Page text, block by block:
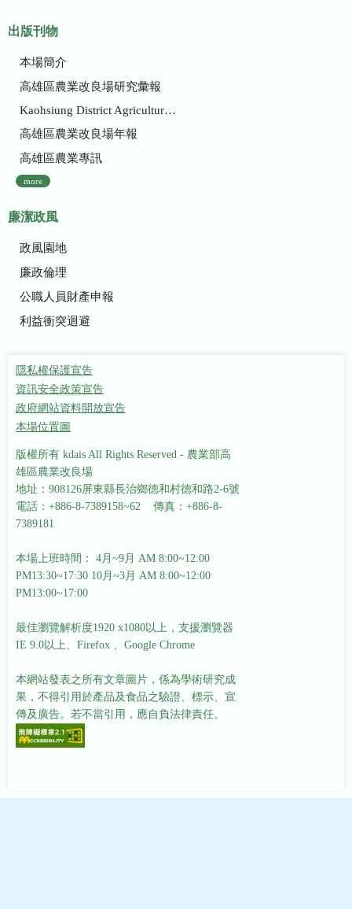
出版刊物
本場簡介
高雄區農業改良場研究彙報
Kaohsiung District Agricultural Research and Extension Station
高雄區農業改良場年報
高雄區農業專訊
more
廉潔政風
政風園地
廉政倫理
公職人員財產申報
利益衝突迴避
隱私權保護宣告
資訊安全政策宣告
政府網站資料開放宣告
本場位置圖
版權所有 kdais All Rights Reserved - 農業部高
雄區農業改良場
地址：908126屏東縣長治鄉德和村德和路2-6號
電話：+886-8-7389158~62 傳真：+886-8-
7389181
本場上班時間： 4月~9月 AM 8:00~12:00
PM13:30~17:30 10月~3月 AM 8:00~12:00
PM13:00~17:00
最佳瀏覽解析度1920 x1080以上，支援瀏覽器
IE 9.0以上、Firefox 、Google Chrome
本網站發表之所有文章圖片，係為學術研究成
果，不得引用於產品及食品之驗證、標示、宣
傳及廣告。若不當引用，應自負法律責任。